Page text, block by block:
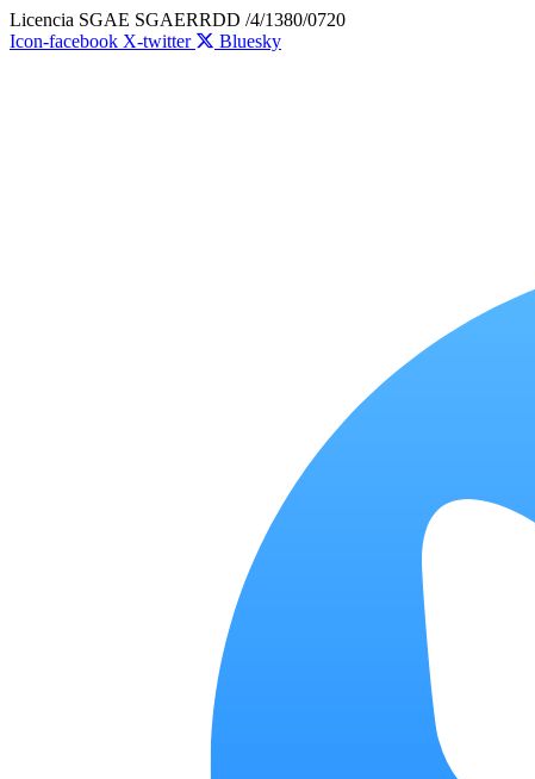
Ir
al
Licencia SGAE SGAERRDD /4/1380/0720
Icon-facebook X-twitter Bluesky